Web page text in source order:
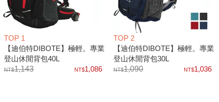
TOP 1
【迪伯特DIBOTE】極輕。專業
登山休閒背包40L
1,143
1,086
TOP 2
【迪伯特DIBOTE】極輕。專業
登山休閒背包30L
1,090
1,036